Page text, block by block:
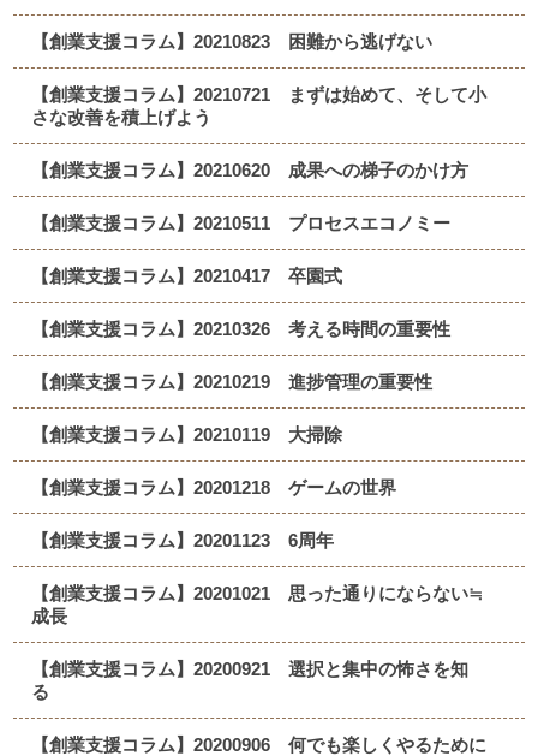
【創業支援コラム】20210823 困難から逃げない
【創業支援コラム】20210721 まずは始めて、そして小
さな改善を積上げよう
【創業支援コラム】20210620 成果への梯子のかけ方
【創業支援コラム】20210511 プロセスエコノミー
【創業支援コラム】20210417 卒園式
【創業支援コラム】20210326 考える時間の重要性
【創業支援コラム】20210219 進捗管理の重要性
【創業支援コラム】20210119 大掃除
【創業支援コラム】20201218 ゲームの世界
【創業支援コラム】20201123 6周年
【創業支援コラム】20201021 思った通りにならない≒
成長
【創業支援コラム】20200921 選択と集中の怖さを知
る
【創業支援コラム】20200906 何でも楽しくやるために